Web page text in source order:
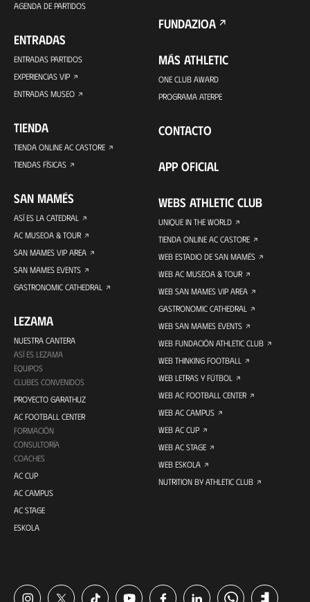
AGENDA DE PARTIDOS
ENTRADAS
ENTRADAS PARTIDOS
EXPERIENCIAS VIP
ENTRADAS MUSEO
TIENDA
TIENDA ONLINE AC CASTORE
TIENDAS FÍSICAS
SAN MAMÉS
ASÍ ES LA CATEDRAL
AC MUSEOA & TOUR
SAN MAMES VIP AREA
SAN MAMES EVENTS
GASTRONOMIC CATHEDRAL
LEZAMA
NUESTRA CANTERA
ASÍ ES LEZAMA
EQUIPOS
CLUBES CONVENIDOS
PROYECTO GARATHUZ
AC FOOTBALL CENTER
FORMACIÓN
CONSULTORÍA
COACHES
AC CUP
AC CAMPUS
AC STAGE
ESKOLA
FUNDAZIOA
MÁS ATHLETIC
ONE CLUB AWARD
PROGRAMA ATERPE
CONTACTO
APP OFICIAL
WEBS ATHLETIC CLUB
UNIQUE IN THE WORLD
TIENDA ONLINE AC CASTORE
WEB ESTADIO DE SAN MAMÉS
WEB AC MUSEOA & TOUR
WEB SAN MAMES VIP AREA
GASTRONOMIC CATHEDRAL
WEB SAN MAMES EVENTS
WEB FUNDACIÓN ATHLETIC CLUB
WEB THINKING FOOTBALL
WEB LETRAS Y FÚTBOL
WEB AC FOOTBALL CENTER
WEB AC CAMPUS
WEB AC CUP
WEB AC STAGE
WEB ESKOLA
NUTRITION BY ATHLETIC CLUB